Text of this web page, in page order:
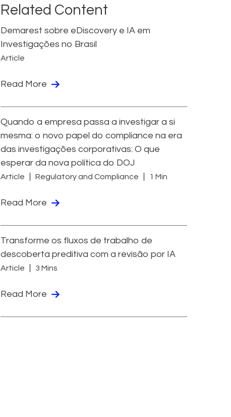
Related Content
Demarest sobre eDiscovery e IA em
Investigações no Brasil
Article
Read More
Quando a empresa passa a investigar a si
mesma: o novo papel do compliance na era
das investigações corporativas: O que
esperar da nova política do DOJ
Article Regulatory and Compliance 1 Min
Read More
Transforme os fluxos de trabalho de
descoberta preditiva com a revisão por IA
Article 3 Mins
Read More